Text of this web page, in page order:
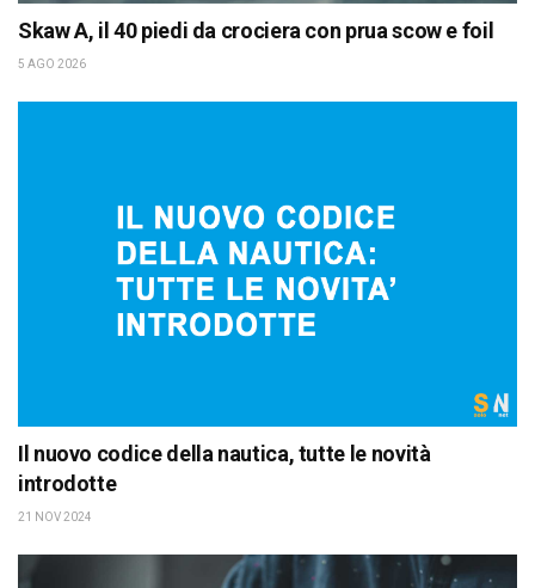
Skaw A, il 40 piedi da crociera con prua scow e foil
5 AGO 2026
Il nuovo codice della nautica, tutte le novità
introdotte
21 NOV 2024